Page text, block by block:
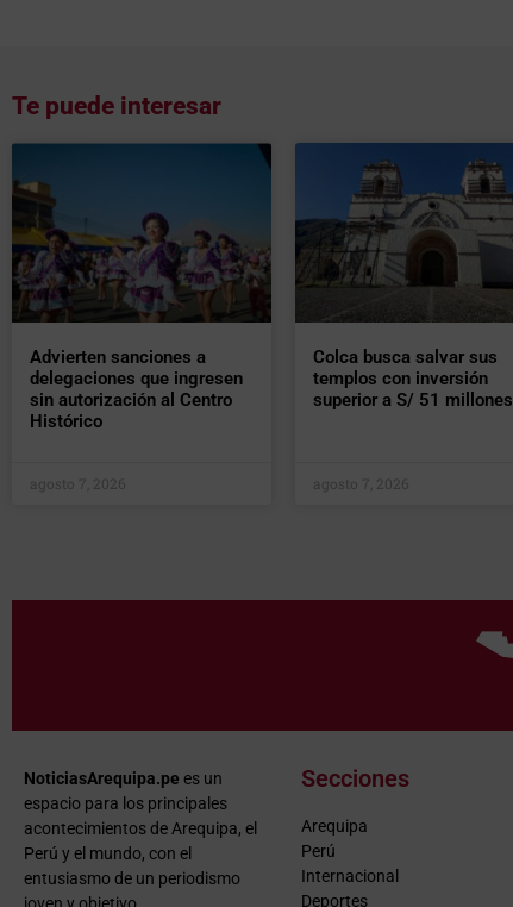
Te puede interesar
Advierten sanciones a
delegaciones que ingresen
sin autorización al Centro
Histórico
agosto 7, 2026
Colca busca salvar sus
templos con inversión
superior a S/ 51 millones
agosto 7, 2026
NoticiasArequipa.pe es un
espacio para los principales
acontecimientos de Arequipa, el
Perú y el mundo, con el
entusiasmo de un periodismo
joven y objetivo.
Secciones
Arequipa
Perú
Internacional
Deportes